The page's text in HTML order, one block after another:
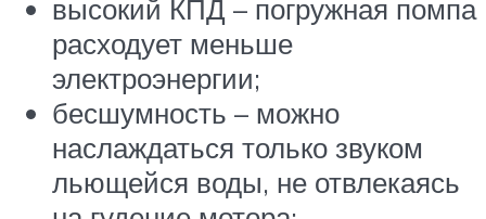
высокий КПД – погружная помпа
расходует меньше
электроэнергии;
бесшумность – можно
наслаждаться только звуком
льющейся воды, не отвлекаясь